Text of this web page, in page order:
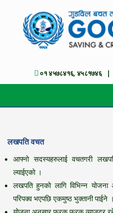
०१ ४५७८४१६, ४५८१७४६ |
लखपति वचत
आफ्नो सदस्यहरुलाई वचतगरी
ल्याईएको ।
लखपति हुनको लागि विभिन्न
परिपक्व भएपछि एकमुष्ठ भुक्तानी पाईने ।